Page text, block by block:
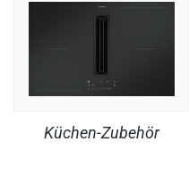
Küchen-Zubehör